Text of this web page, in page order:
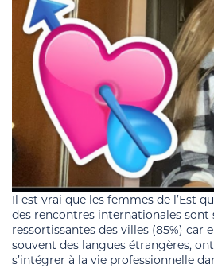
Il est vrai que les femmes de l’Est
des rencontres internationales sont
ressortissantes des villes (85%) car
souvent des langues étrangères,
s’intégrer à la vie professionnelle